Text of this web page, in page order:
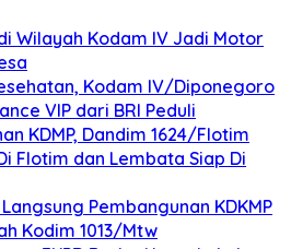
Wilayah Kodam IV Jadi Motor
Kodam IV/Diponegoro
VIP dari BRI Peduli
KDMP, Dandim 1624/Flotim
Flotim dan Lembata Siap Di
Pembangunan KDKMP
Kodim 1013/Mtw